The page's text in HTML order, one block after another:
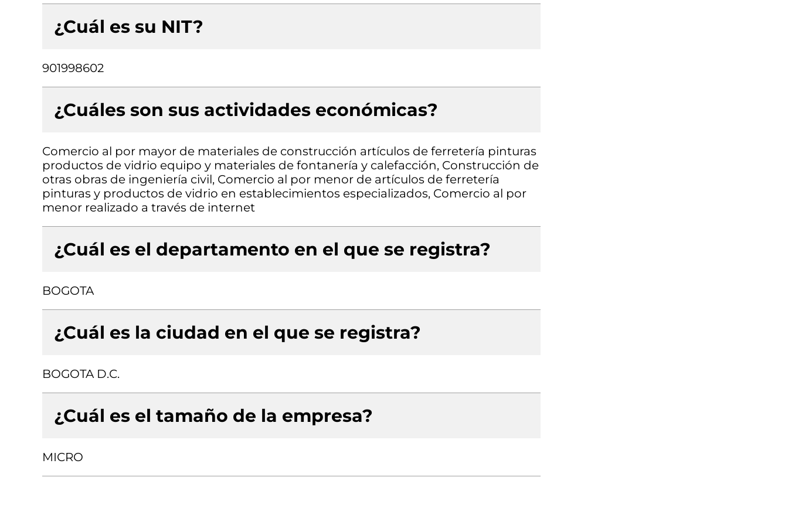
¿Cuál es su NIT?
901998602
¿Cuáles son sus actividades económicas?
Comercio al por mayor de materiales de construcción artículos de ferretería pinturas
productos de vidrio equipo y materiales de fontanería y calefacción, Construcción de
otras obras de ingeniería civil, Comercio al por menor de artículos de ferretería
pinturas y productos de vidrio en establecimientos especializados, Comercio al por
menor realizado a través de internet
¿Cuál es el departamento en el que se registra?
BOGOTA
¿Cuál es la ciudad en el que se registra?
BOGOTA D.C.
¿Cuál es el tamaño de la empresa?
MICRO